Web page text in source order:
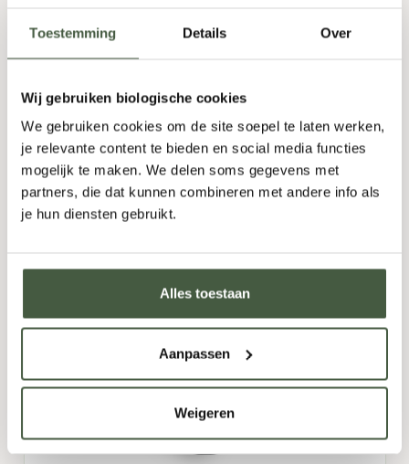
Toestemming Details Over
Wij gebruiken biologische cookies
We gebruiken cookies om de site soepel te laten werken,
je relevante content te bieden en social media functies
mogelijk te maken. We delen soms gegevens met
partners, die dat kunnen combineren met andere info als
je hun diensten gebruikt.
Alles toestaan
Aanpassen
Weigeren
3,25
Fles - + Doos (24)
TOEVOEGEN